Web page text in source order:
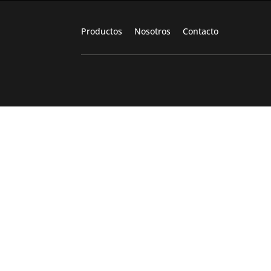
Productos NosotrosContacto